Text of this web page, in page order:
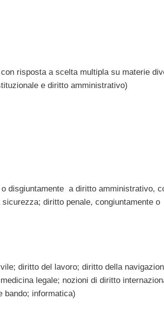
risposta a scelta multipla su materie
e diritto amministrativo)
disgiuntamente a diritto amministrativo,
diritto penale, congiuntamente o
diritto del lavoro; diritto della
legale; nozioni di diritto
bando; informatica)